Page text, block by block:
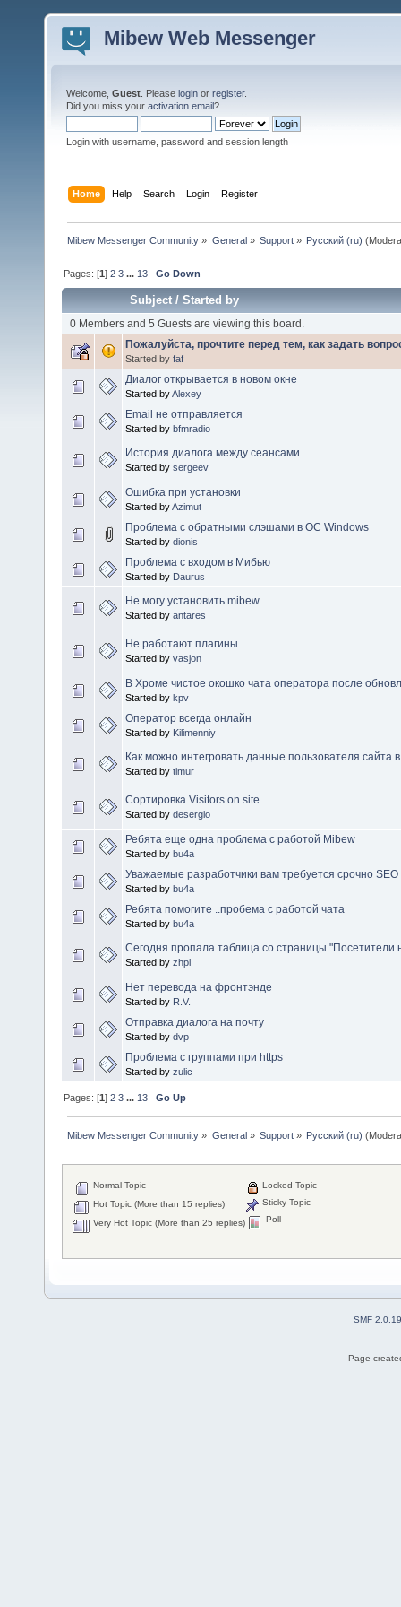
Mibew Web Messenger
Welcome, Guest . Please login or register.
Did you miss your activation email?
Login with username, password and session length
Home Help Search Login Register
Mibew Messenger Community » General» Support» Русский (ru)
Pages: [1]2 3 ... 13 Go Down
Subject/Started by
0 Members and 5 Guests are viewing this board.
Пожалуйста, прочтите перед тем, как задать
Started by faf
Диалог открывается в новом окне
Started byAlexey
Email не отправляется
Started by bfmradio
История диалога между сеансами
Started by sergeev
Ошибка при установки
Started byAzimut
Проблема с обратными слэшами в ОС Windows
Started by dionis
Проблема с входом в Мибью
Started by Daurus
Не могу установить mibew
Started by antares
Не работают плагины
Started by vasjon
В Хроме чистое окошко чата оператора после
Started by kpv
Оператор всегда онлайн
Started by Kilimenniy
Как можно интегровать данные пользователя сайта
Started by timur
Сортировка Visitors on site
Started by desergio
Ребята еще одна проблема с работой Mibew
Started by bu4a
Уважаемые разработчики вам требуется срочно
Started by bu4a
Ребята помогите ..пробема с работой чата
Started by bu4a
Сегодня пропала таблица со страницы "Посетители
Started by zhpl
Нет перевода на фронтэнде
Started by R.V.
Отправка диалога на почту
Started by dvp
Проблема с группами при https
Started by zulic
Pages: [1]2 3 ... 13 Go Up
Mibew Messenger Community » General» Support» Русский (ru)
Normal Topic
Hot Topic (More than 15 replies)
Very Hot Topic (More than 25 replies)
Locked Topic
Sticky Topic
Poll
SMF 2.0.19
Page